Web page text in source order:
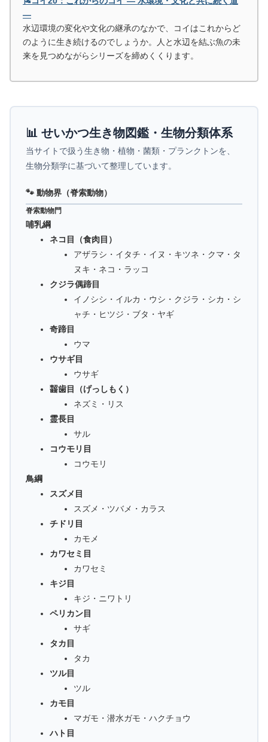
―
水辺環境の変化や文化の継承のなかで、コイはこれからど
のように生き続けるのでしょうか。人と水辺を結ぶ魚の未
来を見つめながらシリーズを締めくくります。
📊 せいかつ生き物図鑑・生物分類体系
当サイトで扱う生き物・植物・菌類・プランクトンを、
生物分類学に基づいて整理しています。
🐾 動物界（脊索動物）
脊索動物門
哺乳綱
ネコ目（食肉目）
アザラシ・イタチ・イヌ・キツネ・クマ・タ
ヌキ・ネコ・ラッコ
クジラ偶蹄目
イノシシ・イルカ・ウシ・クジラ・シカ・シ
ャチ・ヒツジ・ブタ・ヤギ
奇蹄目
ウマ
ウサギ目
ウサギ
齧歯目（げっしもく）
ネズミ・リス
霊長目
サル
コウモリ目
コウモリ
鳥綱
スズメ目
スズメ・ツバメ・カラス
チドリ目
カモメ
カワセミ目
カワセミ
キジ目
キジ・ニワトリ
ペリカン目
サギ
タカ目
タカ
ツル目
ツル
カモ目
マガモ・潜水ガモ・ハクチョウ
ハト目